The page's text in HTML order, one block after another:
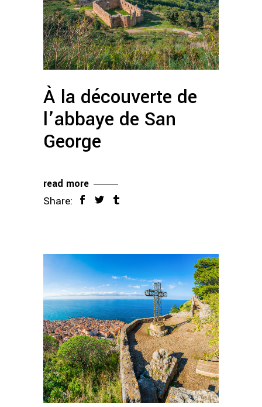
À la découverte de
l’abbaye de San
George
read more
Share: